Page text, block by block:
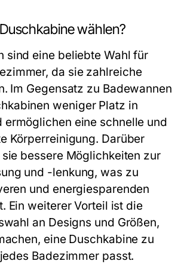
wählen?
sind eine beliebte Wahl für
da sie zahlreiche
Im Gegensatz zu Badewannen
weniger Platz in
ermöglichen eine schnelle und
Körperreinigung. Darüber
bessere Möglichkeiten zur
und -lenkung, was zu
und energiesparenden
Ein weiterer Vorteil ist die
an Designs und Größen,
eine Duschkabine zu
Badezimmer passt.